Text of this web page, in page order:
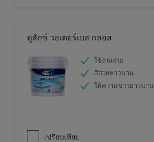
ดูลักซ์ วอเตอร์เบส กลอส
ใช้งานง่าย
สีสวยยาวนาน
ให้ความขาวยาวนาน
เปรียบเทียบ